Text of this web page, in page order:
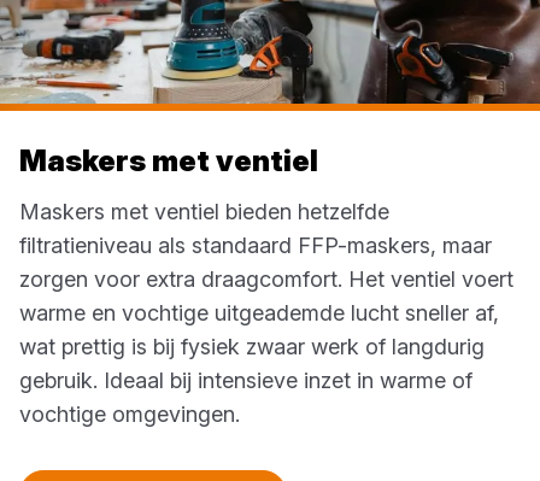
Maskers met ventiel
Maskers met ventiel bieden hetzelfde
filtratieniveau als standaard FFP-maskers, maar
zorgen voor extra draagcomfort. Het ventiel voert
warme en vochtige uitgeademde lucht sneller af,
wat prettig is bij fysiek zwaar werk of langdurig
gebruik. Ideaal bij intensieve inzet in warme of
vochtige omgevingen.